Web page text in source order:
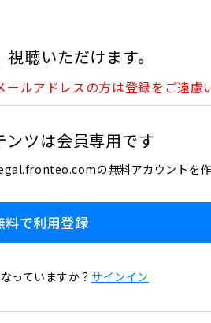
聴いただけます。
ルアドレスの方は登録をご遠慮
ンツは会員専用です
の無料アカウントを作
料で利用登録
っていますか？ サインイン